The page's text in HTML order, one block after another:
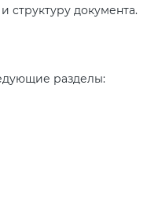
структуру документа.
разделы: